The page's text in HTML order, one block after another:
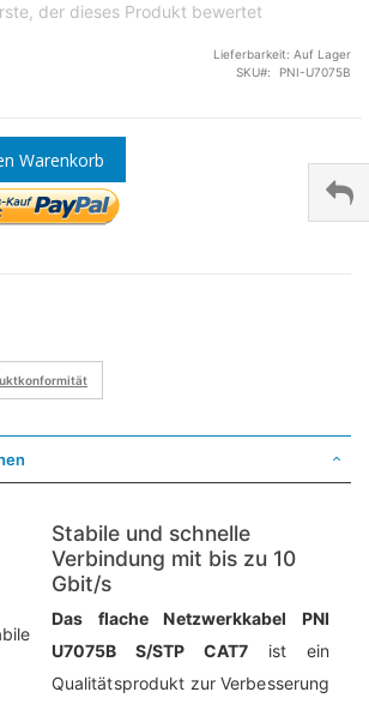
der dieses Produkt bewertet
Lieferbarkeit: Auf Lager
SKU
PNI-U7075B
Warenkorb
Stabile und schnelle
Verbindung mit bis zu 10
Gbit/s
Das flache Netzwerkkabel PNI
U7075B S/STP CAT7 ist ein
Qualitätsprodukt zur Verbesserung